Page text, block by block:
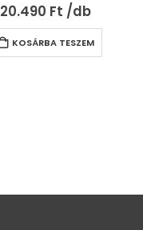
20.490 Ft
KOSÁRBA TESZEM